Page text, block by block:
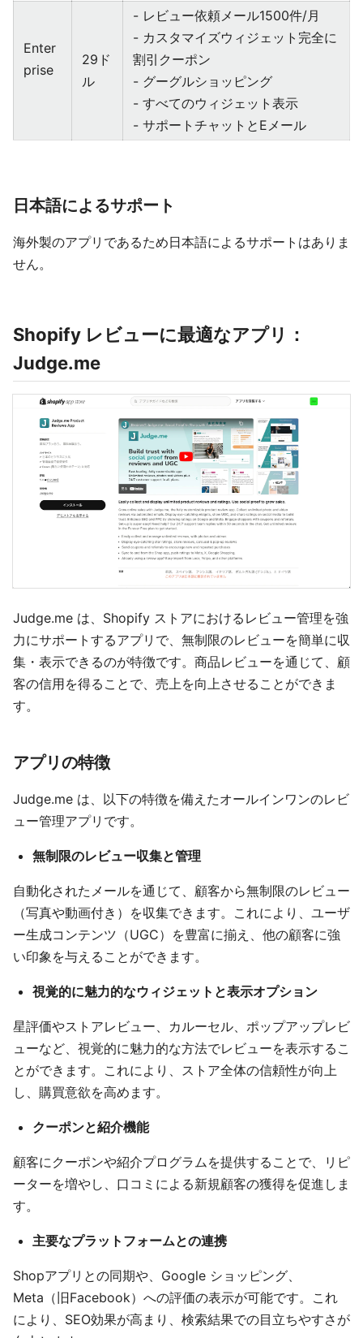
Enter
prise
29ド
ル
- レビュー依頼メール1500件/月
- カスタマイズウィジェット完全に
割引クーポン
- グーグルショッピング
- すべてのウィジェット表示
- サポートチャットとEメール
日本語によるサポート
海外製のアプリであるため日本語によるサポートはありま
せん。
Shopify レビューに最適なアプリ：
Judge.me
Judge.me は、Shopify ストアにおけるレビュー管理を強
力にサポートするアプリで、無制限のレビューを簡単に収
集・表示できるのが特徴です。商品レビューを通じて、顧
客の信用を得ることで、売上を向上させることができま
す。
アプリの特徴
Judge.me は、以下の特徴を備えたオールインワンのレビ
ュー管理アプリです。
無制限のレビュー収集と管理
自動化されたメールを通じて、顧客から無制限のレビュー
（写真や動画付き）を収集できます。これにより、ユーザ
ー生成コンテンツ（UGC）を豊富に揃え、他の顧客に強
い印象を与えることができます。
視覚的に魅力的なウィジェットと表示オプション
星評価やストアレビュー、カルーセル、ポップアップレビ
ューなど、視覚的に魅力的な方法でレビューを表示するこ
とができます。これにより、ストア全体の信頼性が向上
し、購買意欲を高めます。
クーポンと紹介機能
顧客にクーポンや紹介プログラムを提供することで、リピ
ーターを増やし、口コミによる新規顧客の獲得を促進しま
す。
主要なプラットフォームとの連携
Shopアプリとの同期や、Google ショッピング、
Meta（旧Facebook）への評価の表示が可能です。これ
により、SEO効果が高まり、検索結果での目立ちやすさが